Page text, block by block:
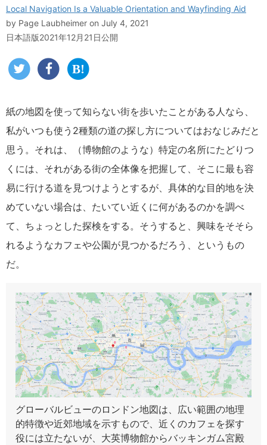
n
Local Navigation Is a Valuable Orientation and Wayfinding Aid
by Page Laubheimer on July 4, 2021
日本語版2021年12月21日公開
紙の地図を使って知らない街を歩いたことがある人なら、
私がいつも使う2種類の道の探し方についてはおなじみだと
思う。それは、（博物館のような）特定の名所にたどりつ
くには、それがある街の全体像を把握して、そこに最も容
易に行ける道を見つけようとするが、具体的な目的地を決
めていない場合は、たいてい近くに何があるのかを調べ
て、ちょっとした探検をする。そうすると、興味をそそら
れるようなカフェや公園が見つかるだろう、というもの
だ。
グローバルビューのロンドン地図は、広い範囲の地理
的特徴や近郊地域を示すもので、近くのカフェを探す
役には立たないが、大英博物館からバッキンガム宮殿